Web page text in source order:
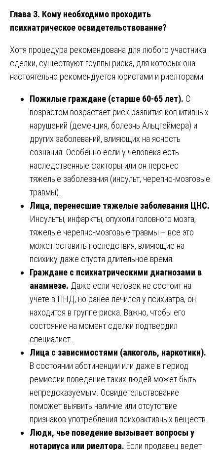
Глава 3. Кому необходимо проходить
психиатрическое освидетельствование?
Хотя процедура рекомендована для любого участника
сделки, существуют группы риска, для которых она
настоятельно рекомендуется юристами и риелторами.
Пожилые граждане (старше 60-65 лет). С
возрастом возрастает риск развития когнитивных
нарушений (деменция, болезнь Альцгеймера) и
других заболеваний, влияющих на ясность
сознания. Особенно если у человека есть
наследственные факторы или он перенес
тяжелые заболевания (инсульт, черепно-мозговые
травмы).
Лица, перенесшие тяжелые заболевания ЦНС.
Инсульты, инфаркты, опухоли головного мозга,
тяжелые черепно-мозговые травмы – все это
может оставить последствия, влияющие на
психику даже спустя длительное время.
Граждане с психиатрическими диагнозами в
анамнезе. Даже если человек не состоит на
учете в ПНД, но ранее лечился у психиатра, он
находится в группе риска. Важно, чтобы его
состояние на момент сделки подтвердил
специалист.
Лица с зависимостями (алкоголь, наркотики).
В состоянии абстиненции или даже в период
ремиссии поведение таких людей может быть
непредсказуемым. Освидетельствование
поможет выявить наличие или отсутствие
признаков употребления психоактивных веществ.
Люди, чье поведение вызывает вопросы у
нотариуса или риелтора. Если продавец ведет